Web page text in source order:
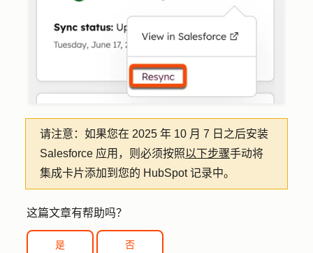
请注意： 如果您在 2025 年 10 月 7 日之后安装
Salesforce 应用，则必须按照以下步骤手动将
集成卡片添加到您的 HubSpot 记录中。
这篇文章有帮助吗？
是 否